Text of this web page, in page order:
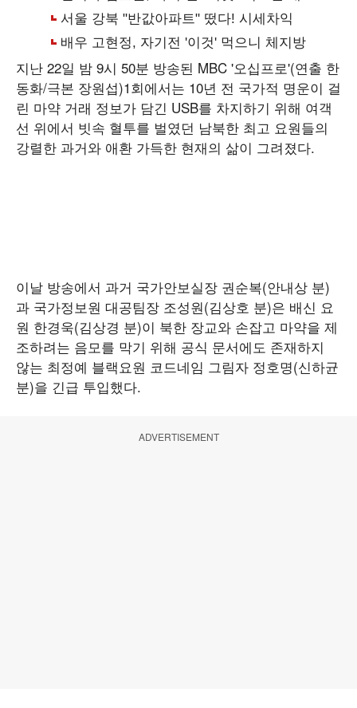
지난 22일 밤 9시 50분 방송된 MBC '오십프로'(연출 한
동화/극본 장원섭)1회에서는 10년 전 국가적 명운이 걸
린 마약 거래 정보가 담긴 USB를 차지하기 위해 여객
선 위에서 빗속 혈투를 벌였던 남북한 최고 요원들의
강렬한 과거와 애환 가득한 현재의 삶이 그려졌다.
이날 방송에서 과거 국가안보실장 권순복(안내상 분)
과 국가정보원 대공팀장 조성원(김상호 분)은 배신 요
원 한경욱(김상경 분)이 북한 장교와 손잡고 마약을 제
조하려는 음모를 막기 위해 공식 문서에도 존재하지
않는 최정예 블랙요원 코드네임 그림자 정호명(신하균
분)을 긴급 투입했다.
ADVERTISEMENT